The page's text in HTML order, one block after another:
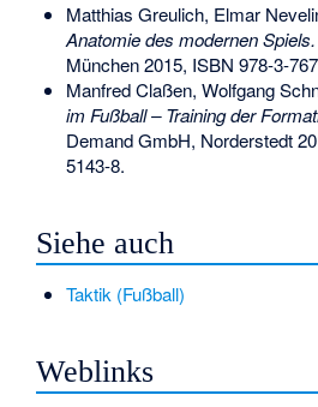
Matthias Greulich, Elmar
Anatomie des modernen Spiels.
München 2015, ISBN 978-3-
Manfred Claßen, Wolfgang
im Fußball – Training der
Demand GmbH, Norderstedt
5143-8.
Siehe auch
Taktik (Fußball)
Weblinks